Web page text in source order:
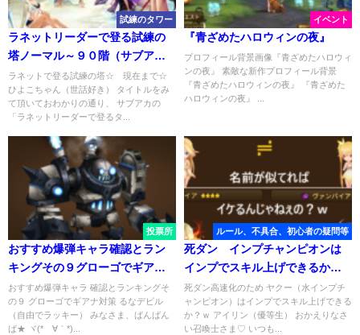
試練のタワー
ラネットリーダーで登る試練の
塔ノーマル～９０階（サブア
カ）
ラネットで登る試練の塔☆ 現在まで☆
ひよこちゃん（世話好き） タイトルをみ
て頂いておわかりの通り、 サブアカの
「ラネットリーダーで登るタ...
イベント
『青ざめたハロウィンの夜』
プロフィール背景画像『青ざめたハロウィ
ンの夜』 素敵な新作プロフィール背景
『青ざめたハロウィンの夜』 『青ざめた
ハロウィンの夜』 ...
投票所
おすすめ爆弾キャラ確認とラン
キングその９グローゴでギアナ
対策
おすすめ爆弾キャラ 確認とランキングそ
の９ グローゴでギアナ対策 るなデビル
（自由でラッキー） みなさま、ばんばん
ば★ ヾ(*´∀｀*)...
ルール、不具合、初心者の疑問等
死ダン インプチャンピオンは
インプでスキル上げできるか？
ｗ
死ダン高速化のため ヤクー（水インプチ
ャンピオン）はインプでスキル上げできる
か？ｗ アイリン（優等生） おかえりなさ
い召喚士さま♡ いつも...